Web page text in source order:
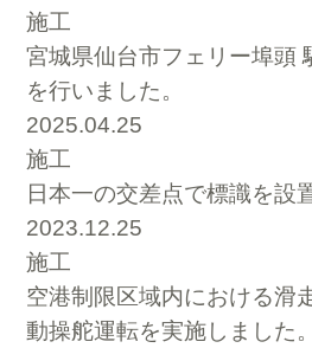
施工
宮城県仙台市フェリー埠頭
を行いました。
2025.04.25
施工
日本一の交差点で標識を設
2023.12.25
施工
空港制限区域内における滑
動操舵運転を実施しました。